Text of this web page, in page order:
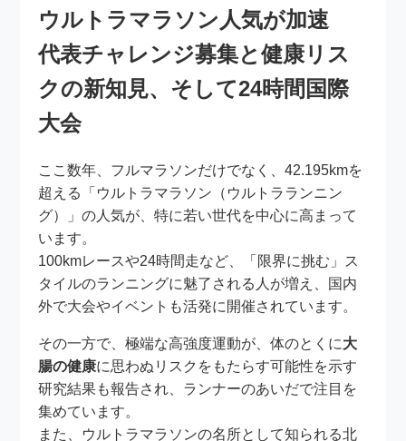
ウルトラマラソン人気が加速
代表チャレンジ募集と健康リス
クの新知見、そして24時間国際
大会
ここ数年、フルマラソンだけでなく、42.195kmを
超える「ウルトラマラソン（ウルトラランニン
グ）」の人気が、特に若い世代を中心に高まって
います。
100kmレースや24時間走など、「限界に挑む」ス
タイルのランニングに魅了される人が増え、国内
外で大会やイベントも活発に開催されています。
その一方で、極端な高強度運動が、体のとくに大
腸の健康に思わぬリスクをもたらす可能性を示す
研究結果も報告され、ランナーのあいだで注目を
集めています。
また、ウルトラマラソンの名所として知られる北